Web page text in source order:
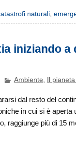
naturali,
iniziando
Ambiente, Il
dal resto del
in cui si è
raggiunge più di 15